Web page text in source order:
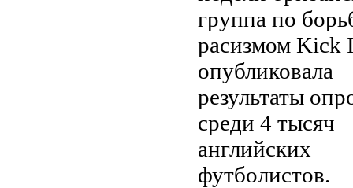
группа по
расизмом Kick
опубликовала
результаты
среди 4 тысяч
английских
футболистов.